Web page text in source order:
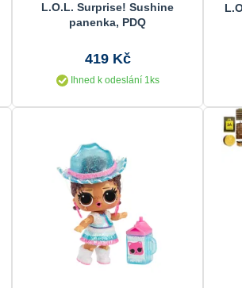
L.O.L. Surprise! Sushine
panenka, PDQ
419 Kč
Ihned k odeslání 1ks